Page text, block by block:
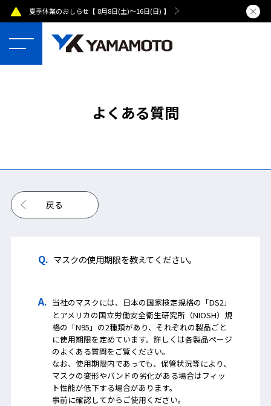
夏季休業のおしらせ【 8月8日(土)～16日(日) 】 熊本県で
よくある質問
戻る
マスクの使用期限を教えてください。
当社のマスクには、日本の国家検定規格の「DS2」
とアメリカの国立労働安全衛生研究所（NIOSH）規
格の「N95」の2種類があり、それぞれの製品ごと
に使用期限を定めています。詳しくは各製品ページ
のよくある質問をご覧ください。
なお、使用期限内であっても、保管状況等により、
マスクの変形やバンドの劣化がある場合はフィッ
ト性能が低下する場合があります。
事前に確認してからご使用ください。